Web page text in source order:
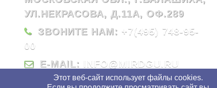
УЛ.НЕКРАСОВА, Д.11А, ОФ.289
ЗВОНИТЕ НАМ: +7(495) 748-95-
00
E-MAIL:
INFO@MIRDGU.RU
Этот веб-сайт использует файлы cookies.